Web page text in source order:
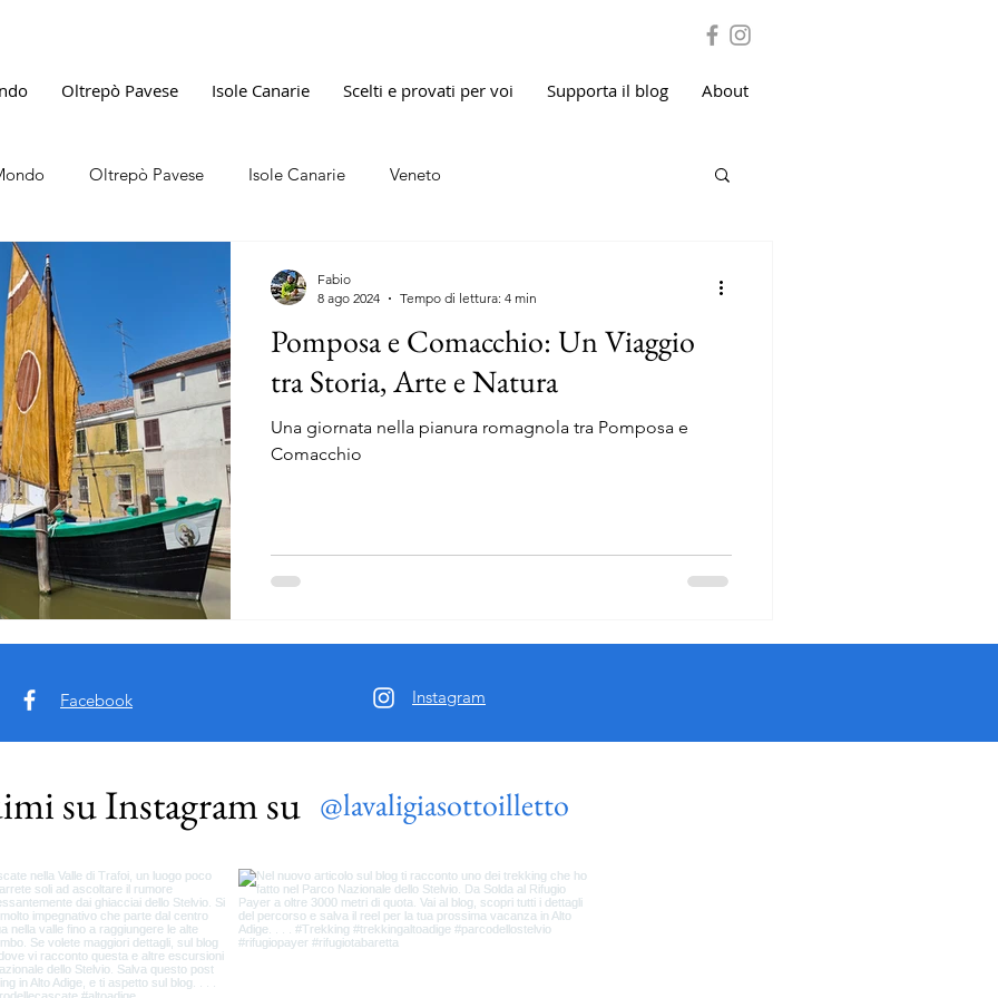
Oltrepò Pavese Isole Canarie Scelti e provati per voi Supporta il blog About
Oltrepò Pavese Isole Canarie Veneto
Pomposa e Comacchio: Un Viaggio
tra Storia, Arte e Natura
Una giornata nella pianura romagnola tra Pomposa e
Comacchio
Fabio
8 ago 2024
Tempo di lettura: 4 min
Facebook Instagram
su Instagram su @lavaligiasottoilletto